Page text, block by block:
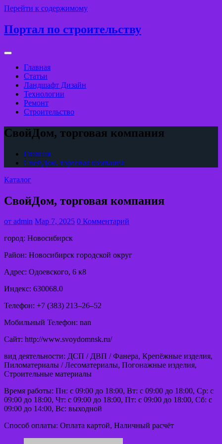
Перейти к содержимому
Портал по строительству
Главная
Статьи
Ландшафт Дизайн
Технологии
Ремонт
Строительство
СвойДом, торговая компания
Главная
СвойДом, торговая компания
Каталог
СвойДом, торговая компания
от admin Мар 7, 2025 0 Комментарий
город: Новосибирск
Район: Новосибирск городской округ
Адрес: Одоевского, 6 к8
Индекс: 630068.0
Телефон: +7 (383) 213‒26‒52
Мобильный Телефон: nan
Сайт: http://www.svoydomnsk.ru/
вид деятельности: ДСП / ДВП / Фанера, Крепёжные изделия,
Пиломатериалы / Лесоматериалы, Погонажные изделия,
Строительные материалы
Время работы: Пн: с 09:00 до 18:00, Вт: с 09:00 до 18:00, Ср: с
09:00 до 18:00, Чт: с 09:00 до 18:00, Пт: с 09:00 до 18:00, Сб: с
09:00 до 14:00, Вс: выходной
Способ оплаты: Оплата картой, Наличный расчёт